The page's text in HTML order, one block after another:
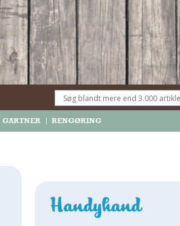
GARTNER RENGØRING